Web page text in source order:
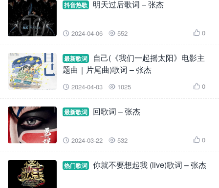
抖音热歌 明天过后歌词 – 张杰
 2024-04-06  552  0
最新歌词
自己(《我们一起摇太阳》电影主
题曲｜片尾曲)歌词 – 张杰
 2024-04-03  1025  0
最新歌词 回歌词 – 张杰
 2024-03-22  532  0
热门歌词 你就不要想起我 (live)歌词 – 张杰